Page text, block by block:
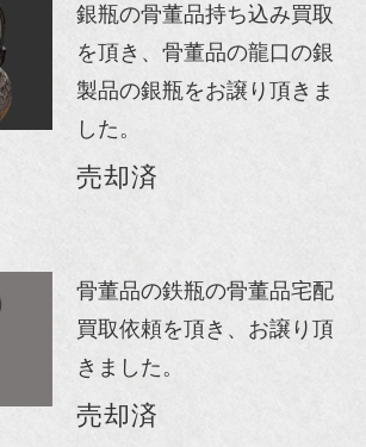
銀瓶の骨董品持ち込み買取
を頂き、骨董品の龍口の銀
製品の銀瓶をお譲り頂きま
した。
売却済
骨董品の鉄瓶の骨董品宅配
買取依頼を頂き、お譲り頂
きました。
売却済